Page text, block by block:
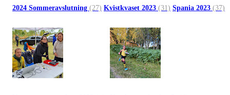
2024 Sommeravslutning (27) Kvistkvaset 2023 (31) Spania 2023 (37)